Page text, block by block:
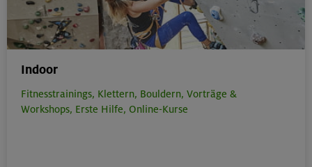
Indoor
Fitnesstrainings, Klettern, Bouldern, Vorträge &
Workshops, Erste Hilfe, Online-Kurse